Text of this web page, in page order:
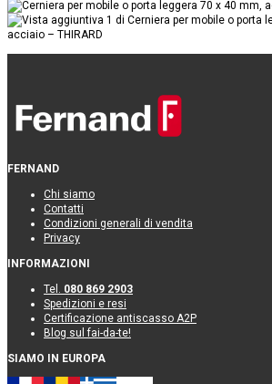
FERNAND
Chi siamo
Contatti
Condizioni generali di vendita
Privacy
INFORMAZIONI
Tel. 080 869 2903
Spedizioni e resi
Certificazione antiscasso A2P
Blog sul fai-da-te!
SIAMO IN EUROPA